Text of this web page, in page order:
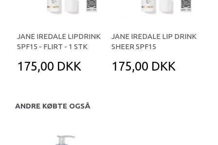
JANE IREDALE LIPDRINK
SPF15 - FLIRT - 1 STK
175,00 DKK
JANE IREDALE LIP DRINK
SHEER SPF15
175,00 DKK
ANDRE KØBTE OGSÅ